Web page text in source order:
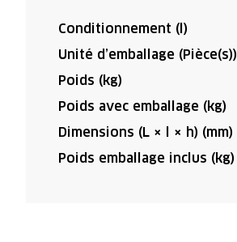
Conditionnement (l)
Unité d’emballage (Pièce(s))
Poids (kg)
Poids avec emballage (kg)
Dimensions (L × l × h) (mm)
Poids emballage inclus (kg)